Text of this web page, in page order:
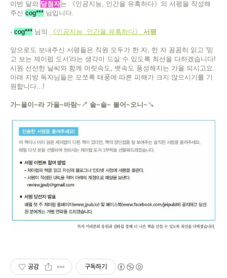
이번 달의 당첨자는 《인공지능, 인간을 유혹하다》의 서평을 작성해
주신 cog*** 님입니다.
- cog*** 님의 《인공지능, 인간을 유혹하다》 서평
앞으로도 보내주신 서평들은 직원 모두가 한 자, 한 자 꼼꼼히 읽고 '믿
고 보는 제이펍 도서'라는 생각이 드실 수 있도록 최선을 다하겠습니다!
시원 선선한 날씨와 함께 머릿속도, 뱃속도 풍성해지는 가을 되시고요.
아래 지방 독자님들은 모쪼록 태풍에 따른 피해가 크지 않으시기를 기
원합니다...!
가~을이~라 가을~바람~↗ 솔~솔~ 불어~오니~↘
공감 구독하기